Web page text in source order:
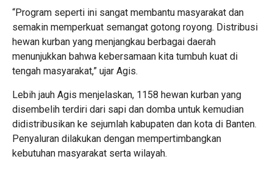
“Program seperti ini sangat membantu masyarakat dan
semakin memperkuat semangat gotong royong. Distribusi
hewan kurban yang menjangkau berbagai daerah
menunjukkan bahwa kebersamaan kita tumbuh kuat di
tengah masyarakat,” ujar Agis.
Lebih jauh Agis menjelaskan, 1158 hewan kurban yang
disembelih terdiri dari sapi dan domba untuk kemudian
didistribusikan ke sejumlah kabupaten dan kota di Banten.
Penyaluran dilakukan dengan mempertimbangkan
kebutuhan masyarakat serta wilayah.